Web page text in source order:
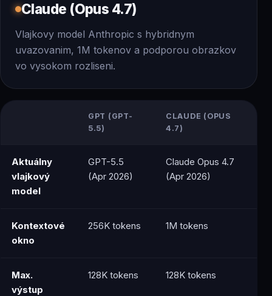
Claude (Opus 4.7)
Vlajkovy model Anthropic s hybridnym
uvazovanim, 1M tokenov a podporou obrazkov
vo vysokom rozliseni.
GPT (GPT-
5.5)
CLAUDE (OPUS
4.7)
Aktuálny
vlajkový
model
GPT-5.5
(Apr 2026)
Claude Opus 4.7
(Apr 2026)
Kontextové
okno
256K tokens 1M tokens
Max.
výstup
128K tokens 128K tokens